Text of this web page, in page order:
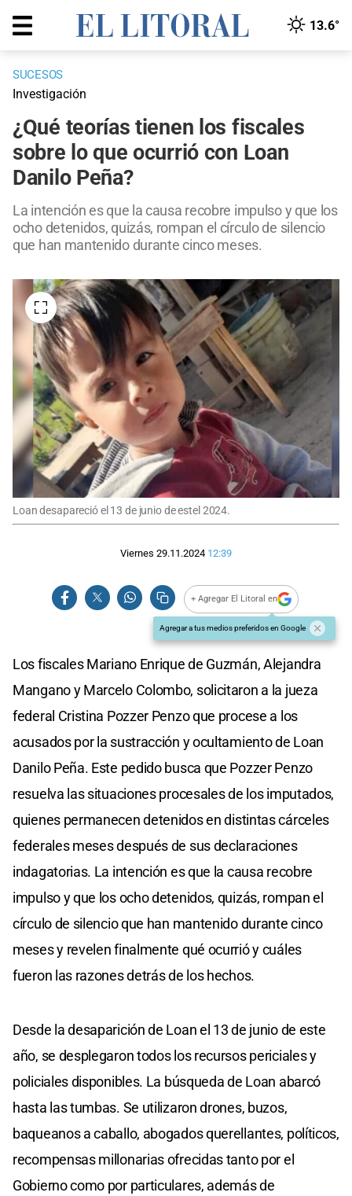
13.6°
SUCESOS
Investigación
¿Qué teorías tienen los fiscales
sobre lo que ocurrió con Loan
Danilo Peña?
La intención es que la causa recobre impulso y que los
ocho detenidos, quizás, rompan el círculo de silencio
que han mantenido durante cinco meses.
Loan desapareció el 13 de junio de estel 2024.
Viernes 29.11.2024 12:39
+ Agregar El Litoral en
Agregar a tus medios preferidos en Google
Los fiscales Mariano Enrique de Guzmán, Alejandra
Mangano y Marcelo Colombo, solicitaron a la jueza
federal Cristina Pozzer Penzo que procese a los
acusados por la sustracción y ocultamiento de Loan
Danilo Peña. Este pedido busca que Pozzer Penzo
resuelva las situaciones procesales de los imputados,
quienes permanecen detenidos en distintas cárceles
federales meses después de sus declaraciones
indagatorias. La intención es que la causa recobre
impulso y que los ocho detenidos, quizás, rompan el
círculo de silencio que han mantenido durante cinco
meses y revelen finalmente qué ocurrió y cuáles
fueron las razones detrás de los hechos.
Desde la desaparición de Loan el 13 de junio de este
año, se desplegaron todos los recursos periciales y
policiales disponibles. La búsqueda de Loan abarcó
hasta las tumbas. Se utilizaron drones, buzos,
baqueanos a caballo, abogados querellantes, políticos,
recompensas millonarias ofrecidas tanto por el
Gobierno como por particulares, además de